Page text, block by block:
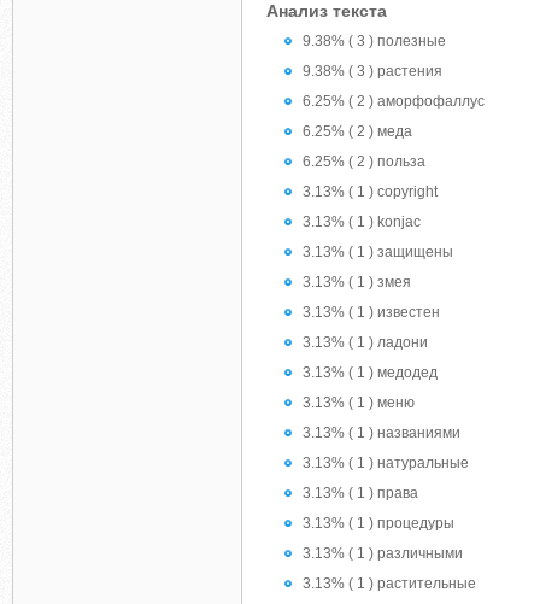
Анализ текста
9.38% ( 3 ) полезные
9.38% ( 3 ) растения
6.25% ( 2 ) аморфофаллус
6.25% ( 2 ) меда
6.25% ( 2 ) польза
3.13% ( 1 ) copyright
3.13% ( 1 ) konjac
3.13% ( 1 ) защищены
3.13% ( 1 ) змея
3.13% ( 1 ) известен
3.13% ( 1 ) ладони
3.13% ( 1 ) медодед
3.13% ( 1 ) меню
3.13% ( 1 ) названиями
3.13% ( 1 ) натуральные
3.13% ( 1 ) права
3.13% ( 1 ) процедуры
3.13% ( 1 ) различными
3.13% ( 1 ) растительные